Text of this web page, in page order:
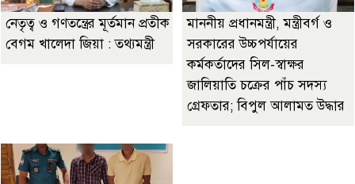
নেতৃত্ব ও গণতন্ত্রের মূর্তমান প্রতীক
বেগম খালেদা জিয়া : তথ্যমন্ত্রী
মাননীয় প্রধানমন্ত্রী, মন্ত্রীবর্গ ও
সরকারের উচ্চপর্যায়ের
কর্মকর্তাদের সিল-স্বাক্ষর
জালিয়াতি চক্রের পাঁচ সদস্য
গ্রেফতার; বিপুল আলামত উদ্ধার